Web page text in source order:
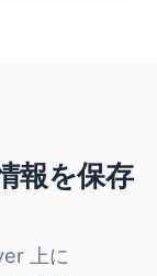
報を保存
上に